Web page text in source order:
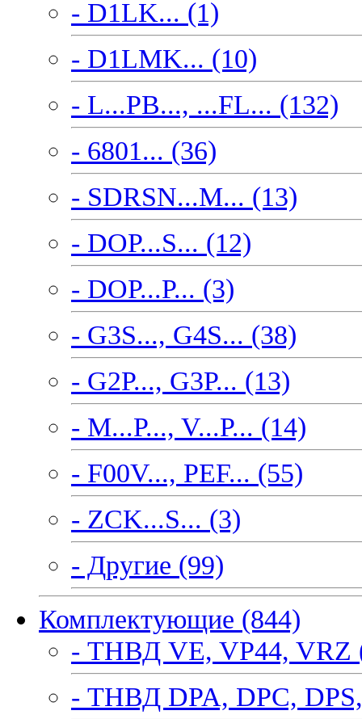
- D1LK... (1)
- D1LMK... (10)
- L...PB..., ...FL... (132)
- 6801... (36)
- SDRSN...M... (13)
- DOP...S... (12)
- DOP...P... (3)
- G3S..., G4S... (38)
- G2P..., G3P... (13)
- M...P..., V...P... (14)
- F00V..., PEF... (55)
- ZCK...S... (3)
- Другие (99)
Комплектующие (844)
- ТНВД VE, VP44, VRZ
- ТНВД DPA, DPC,